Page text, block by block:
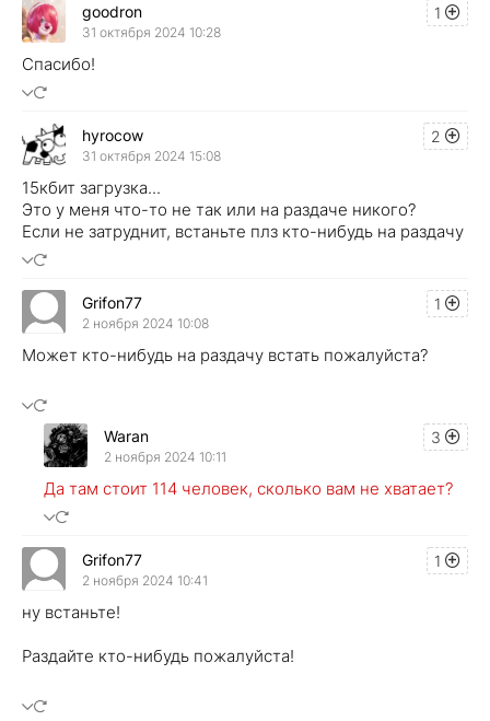
1
goodron
31 октября 2024 10:28
Спасибо!
2
hyrocow
31 октября 2024 15:08
15кбит загрузка...
Это у меня что-то не так или на раздаче никого?
Если не затруднит, встаньте плз кто-нибудь на раздачу
1
Grifon77
2 ноября 2024 10:08
Может кто-нибудь на раздачу встать пожалуйста?
3
Waran
2 ноября 2024 10:11
Да там стоит 114 человек, сколько вам не хватает?
1
Grifon77
2 ноября 2024 10:41
ну встаньте!
Раздайте кто-нибудь пожалуйста!